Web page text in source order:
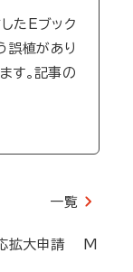
たEブック
誤植があり
す。記事の
一覧
拡大申請 M